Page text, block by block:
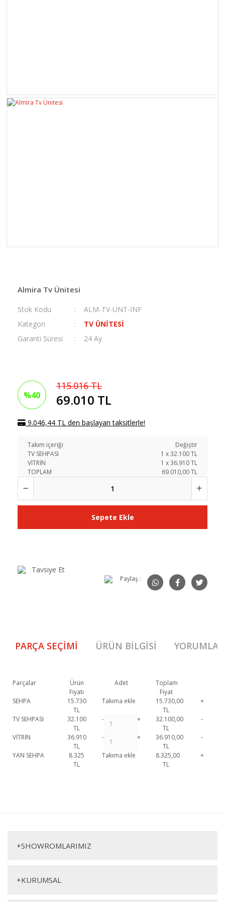
Almira Tv Ünitesi
Stok Kodu
ALM-TV-UNT-İNF
Kategori
TV ÜNİTESİ
Garanti Süresi
24 Ay
%40
115.016 TL
69.010 TL
9.046,44 TL den başlayan taksitlerle!
Takım içeriği
Değiştir
TV SEHPASI
1 x32.100TL
VİTRİN
1 x36.910TL
TOPLAM
69.010,00 TL
Sepete Ekle
Tavsiye Et
Paylaş :
PARÇA SEÇIMI ÜRÜN BILGISI YORUMLAR
Parçalar
Ürün
Fiyatı
Adet
Toplam
Fiyat
SEHPA
15.730
TL
Takıma ekle
15.730,00
TL
+
TV SEHPASI
32.100
TL
- +
32.100,00
TL
-
VİTRİN
36.910
TL
- +
36.910,00
TL
-
YAN SEHPA
8.325
TL
Takıma ekle
8.325,00
TL
+
Almira Tv Ünitesi
+SHOWROMLARIMIZ
+KURUMSAL